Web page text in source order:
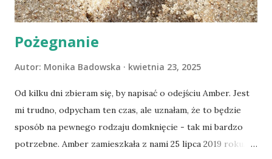
Pożegnanie
Autor: Monika Badowska kwietnia 23, 2025
Od kilku dni zbieram się, by napisać o odejściu Amber. Jest
mi trudno, odpycham ten czas, ale uznałam, że to będzie
sposób na pewnego rodzaju domknięcie - tak mi bardzo
potrzebne. Amber zamieszkała z nami 25 lipca 2019 roku.